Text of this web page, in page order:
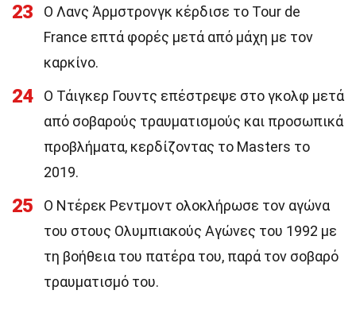
23
Ο Λανς Άρμστρονγκ κέρδισε το Tour de
France επτά φορές μετά από μάχη με τον
καρκίνο.
24
Ο Τάιγκερ Γουντς επέστρεψε στο γκολφ μετά
από σοβαρούς τραυματισμούς και προσωπικά
προβλήματα, κερδίζοντας το Masters το
2019.
25
Ο Ντέρεκ Ρεντμοντ ολοκλήρωσε τον αγώνα
του στους Ολυμπιακούς Αγώνες του 1992 με
τη βοήθεια του πατέρα του, παρά τον σοβαρό
τραυματισμό του.